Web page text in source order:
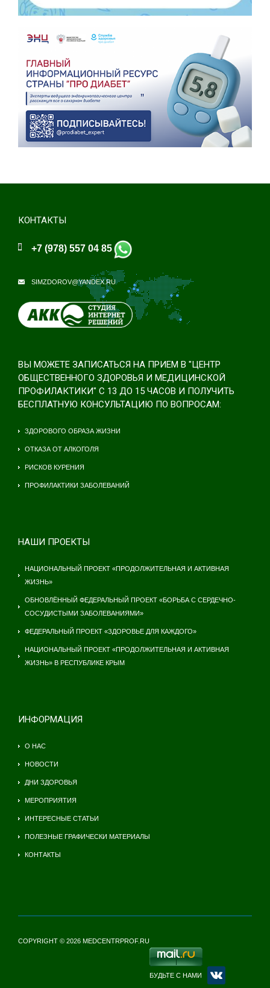
КОНТАКТЫ
+7 (978) 557 04 85
SIMZDOROV@YANDEX.RU
ВЫ МОЖЕТЕ ЗАПИСАТЬСЯ НА ПРИЕМ В "ЦЕНТР
ОБЩЕСТВЕННОГО ЗДОРОВЬЯ И МЕДИЦИНСКОЙ
ПРОФИЛАКТИКИ" С 13 ДО 15 ЧАСОВ И ПОЛУЧИТЬ
БЕСПЛАТНУЮ КОНСУЛЬТАЦИЮ ПО ВОПРОСАМ:
ЗДОРОВОГО ОБРАЗА ЖИЗНИ
ОТКАЗА ОТ АЛКОГОЛЯ
РИСКОВ КУРЕНИЯ
ПРОФИЛАКТИКИ ЗАБОЛЕВАНИЙ
НАШИ ПРОЕКТЫ
НАЦИОНАЛЬНЫЙ ПРОЕКТ «ПРОДОЛЖИТЕЛЬНАЯ И АКТИВНАЯ
ЖИЗНЬ»
ОБНОВЛЁННЫЙ ФЕДЕРАЛЬНЫЙ ПРОЕКТ «БОРЬБА С СЕРДЕЧНО-
СОСУДИСТЫМИ ЗАБОЛЕВАНИЯМИ»
ФЕДЕРАЛЬНЫЙ ПРОЕКТ «ЗДОРОВЬЕ ДЛЯ КАЖДОГО»
НАЦИОНАЛЬНЫЙ ПРОЕКТ «ПРОДОЛЖИТЕЛЬНАЯ И АКТИВНАЯ
ЖИЗНЬ» В РЕСПУБЛИКЕ КРЫМ
ИНФОРМАЦИЯ
О НАС
НОВОСТИ
ДНИ ЗДОРОВЬЯ
МЕРОПРИЯТИЯ
ИНТЕРЕСНЫЕ СТАТЬИ
ПОЛЕЗНЫЕ ГРАФИЧЕСКИ МАТЕРИАЛЫ
КОНТАКТЫ
COPYRIGHT © 2026 MEDCENTRPROF.RU
БУДЬТЕ С НАМИ